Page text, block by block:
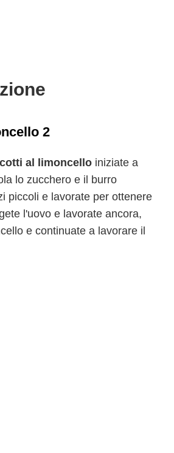
2
al limoncello iniziate a
lo zucchero e il burro
piccoli e lavorate per ottenere
l'uovo e lavorate ancora,
e continuate a lavorare il